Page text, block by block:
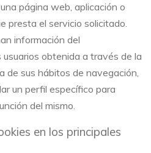
página web, aplicación o
presta el servicio solicitado.
información del
obtenida a través de la
de sus hábitos de navegación,
un perfil específico para
del mismo.
en los principales